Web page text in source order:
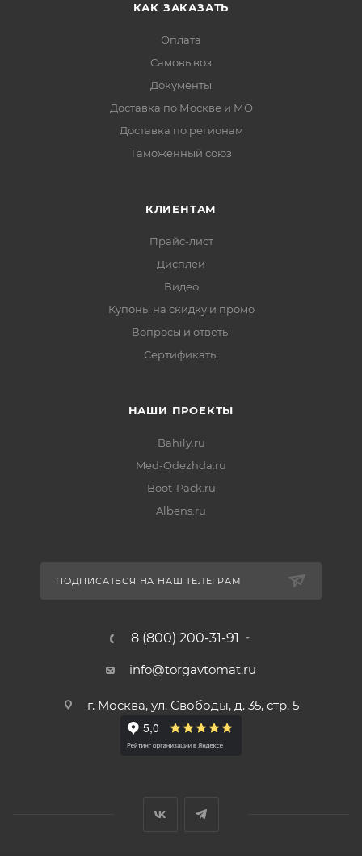
КАК ЗАКАЗАТЬ
Оплата
Самовывоз
Документы
Доставка по Москве и МО
Доставка по регионам
Таможенный союз
КЛИЕНТАМ
Прайс-лист
Дисплеи
Видео
Купоны на скидку и промо
Вопросы и ответы
Сертификаты
НАШИ ПРОЕКТЫ
Bahily.ru
Med-Odezhda.ru
Boot-Pack.ru
Albens.ru
ПОДПИСАТЬСЯ НА НАШ ТЕЛЕГРАМ
8 (800) 200-31-91
info@torgavtomat.ru
г. Москва, ул. Свободы, д. 35, стр. 5